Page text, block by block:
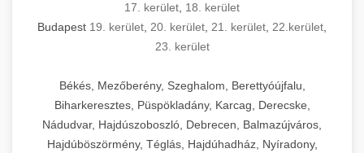
17. kerület 18. kerület
Budapest 19. kerület 20. kerület 21. kerület 22.kerület
23. kerület
Békés, Mezőberény, Szeghalom, Berettyóújfalu,
Biharkeresztes, Püspökladány, Karcag, Derecske,
Nádudvar, Hajdúszoboszló, Debrecen, Balmazújváros,
Hajdúböszörmény, Téglás, Hajdúhadház, Nyíradony,